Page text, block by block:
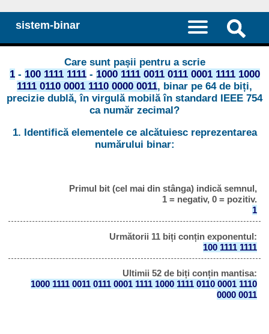
sistem-binar
Care sunt pașii pentru a scrie
1- 100 1111 1111- 1000 1111 0011 0111 0001 1111 1000
1111 0110 0001 1110 0000 0011, binar pe 64 de biți,
precizie dublă, în virgulă mobilă în standard IEEE 754
ca număr zecimal?
1. Identifică elementele ce alcătuiesc reprezentarea
numărului binar:
Primul bit (cel mai din stânga) indică semnul,
1 = negativ, 0 = pozitiv.
1
Următorii 11 biți conțin exponentul:
100 1111 1111
Ultimii 52 de biți conțin mantisa:
1000 1111 0011 0111 0001 1111 1000 1111 0110 0001 1110
0000 0011